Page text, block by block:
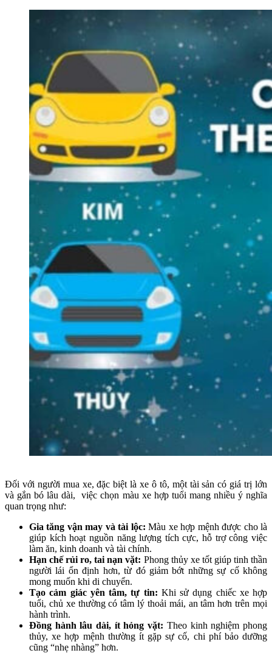
Đối với người mua xe, đặc biệt là xe ô tô, một tài sản có giá trị lớn
và gắn bó lâu dài, việc chọn màu xe hợp tuổi mang nhiều ý nghĩa
quan trọng như:
Gia tăng vận may và tài lộc: Màu xe hợp mệnh được cho là
giúp kích hoạt nguồn năng lượng tích cực, hỗ trợ công việc
làm ăn, kinh doanh và tài chính.
Hạn chế rủi ro, tai nạn vặt: Phong thủy xe tốt giúp tinh thần
người lái ổn định hơn, từ đó giảm bớt những sự cố không
mong muốn khi di chuyển.
Tạo cảm giác yên tâm, tự tin: Khi sử dụng chiếc xe hợp
tuổi, chủ xe thường có tâm lý thoải mái, an tâm hơn trên mọi
hành trình.
Đồng hành lâu dài, ít hỏng vặt: Theo kinh nghiệm phong
thủy, xe hợp mệnh thường ít gặp sự cố, chi phí bảo dưỡng
cũng “nhẹ nhàng” hơn.